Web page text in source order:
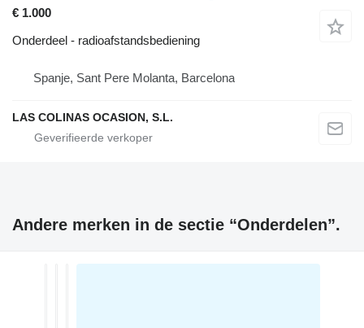
€ 1.000
Onderdeel - radioafstandsbediening
Spanje, Sant Pere Molanta, Barcelona
LAS COLINAS OCASION, S.L.
Andere merken in de sectie “Onderdelen”.